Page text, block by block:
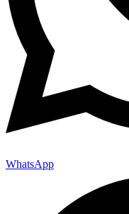
WhatsApp